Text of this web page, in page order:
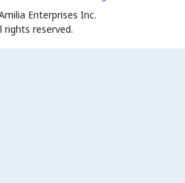
Enterprises Inc.
rights reserved.